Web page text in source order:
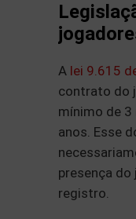
A lei 9.615
contrato do
mínimo de 3
anos. Esse
presença
registro.